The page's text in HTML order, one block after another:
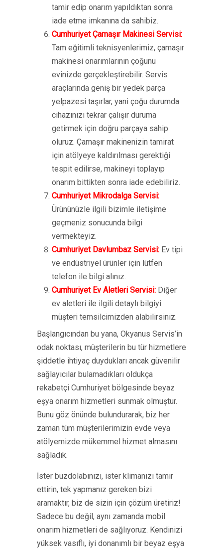
tamir edip onarım yapıldıktan sonra
iade etme imkanına da sahibiz.
Cumhuriyet Çamaşır Makinesi Servisi:
Tam eğitimli teknisyenlerimiz, çamaşır
makinesi onarımlarının çoğunu
evinizde gerçekleştirebilir. Servis
araçlarında geniş bir yedek parça
yelpazesi taşırlar, yani çoğu durumda
cihazınızı tekrar çalışır duruma
getirmek için doğru parçaya sahip
oluruz. Çamaşır makinenizin tamirat
için atölyeye kaldırılması gerektiği
tespit edilirse, makineyi toplayıp
onarım bittikten sonra iade edebiliriz.
Cumhuriyet Mikrodalga Servisi:
Ürününüzle ilgili bizimle iletişime
geçmeniz sonucunda bilgi
vermekteyiz.
Cumhuriyet Davlumbaz Servisi: Ev tipi
ve endüstriyel ürünler için lütfen
telefon ile bilgi alınız.
Cumhuriyet Ev Aletleri Servisi: Diğer
ev aletleri ile ilgili detaylı bilgiyi
müşteri temsilcimizden alabilirsiniz.
Başlangıcından bu yana, Okyanus Servis’in
odak noktası, müşterilerin bu tür hizmetlere
şiddetle ihtiyaç duydukları ancak güvenilir
sağlayıcılar bulamadıkları oldukça
rekabetçi Cumhuriyet bölgesinde beyaz
eşya onarım hizmetleri sunmak olmuştur.
Bunu göz önünde bulundurarak, biz her
zaman tüm müşterilerimizin evde veya
atölyemizde mükemmel hizmet almasını
sağladık.
İster buzdolabınızı, ister klimanızı tamir
ettirin, tek yapmanız gereken bizi
aramaktır, biz de sizin için çözüm üretiriz!
Sadece bu değil, aynı zamanda mobil
onarım hizmetleri de sağlıyoruz. Kendinizi
yüksek vasıflı, iyi donanımlı bir beyaz eşya